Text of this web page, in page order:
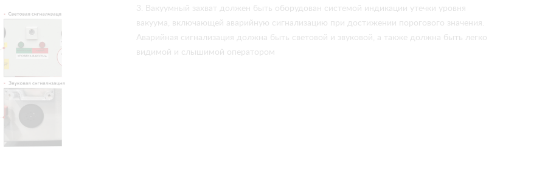
3. Вакуумный захват должен быть оборудован системой индикации утечки уровня
вакуума, включающей аварийную сигнализацию при достижении порогового значения.
Аварийная сигнализация должна быть световой и звуковой, а также должна быть легко
видимой и слышимой оператором